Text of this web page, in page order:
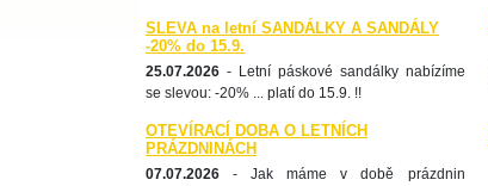
SLEVA na letní SANDÁLKY A SANDÁLY
-20% do 15.9.
25.07.2026 - Letní páskové sandálky nabízíme
se slevou: -20% ... platí do 15.9. !!
OTEVÍRACÍ DOBA O LETNÍCH
PRÁZDNINÁCH
07.07.2026 - Jak máme v době prázdnin